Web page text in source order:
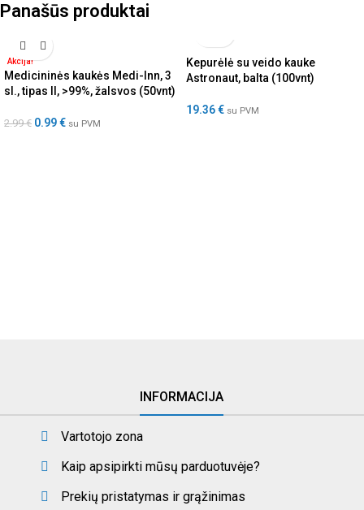
Panašūs produktai
Akcija!
Medicininės kaukės Medi-Inn, 3
sl., tipas II, >99%, žalsvos (50vnt)
2.99€ 0.99€ su PVM
Kepurėlė su veido kauke
Astronaut, balta (100vnt)
19.36€ su PVM
INFORMACIJA
Vartotojo zona
Kaip apsipirkti mūsų parduotuvėje?
Prekių pristatymas ir grąžinimas